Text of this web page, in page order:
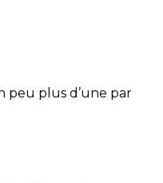
peu plus d’une par